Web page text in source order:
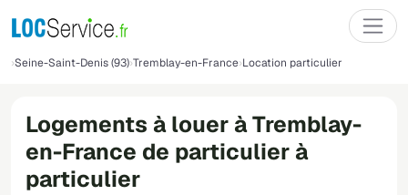
Seine-Saint-Denis (93) Tremblay-en-France Location particulier
Logements à louer à Tremblay-
en-France de particulier à
particulier